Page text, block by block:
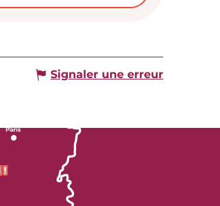
Signaler une erreur